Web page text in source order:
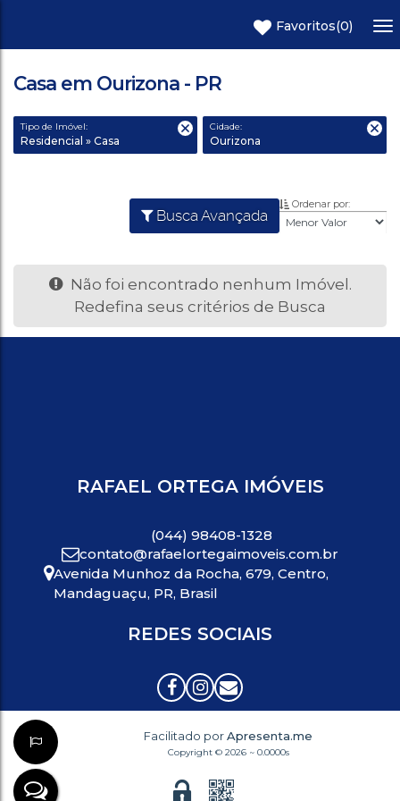
Favoritos(0)
Casa em Ourizona - PR
Tipo de Imóvel:
Residencial » Casa
Cidade:
Ourizona
Busca Avançada
Ordenar por:
Não foi encontrado nenhum Imóvel.
Redefina seus critérios de Busca
RAFAEL ORTEGA IMÓVEIS
(044) 98408-1328
contato@rafaelortegaimoveis.com.br
Avenida Munhoz da Rocha, 679, Centro,
Mandaguaçu, PR, Brasil
REDES SOCIAIS
Facilitado porApresenta.me
Copyright © 2026 ~ 0.0000s